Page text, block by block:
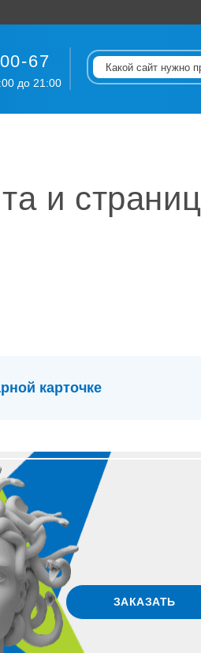
67
до 21:00
и страниц
карточке
ЗАКАЗАТЬ